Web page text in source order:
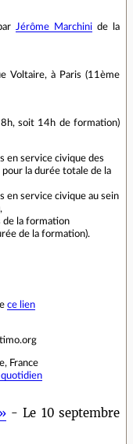
Jérôme Marchini de la
Voltaire, à Paris (11ème
soit 14h de formation)
en service civique des
la durée totale de la
en service civique au sein
de la formation
de la formation).
ce lien
France
- Le 10 septembre